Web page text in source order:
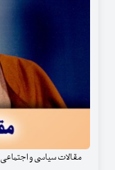
مقالات سیاسی و اجتماعی